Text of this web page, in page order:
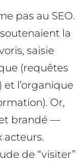
pas au SEO.
la
saisie
(requêtes
l’organique
Or,
brandé —
acteurs.
de “visiter”